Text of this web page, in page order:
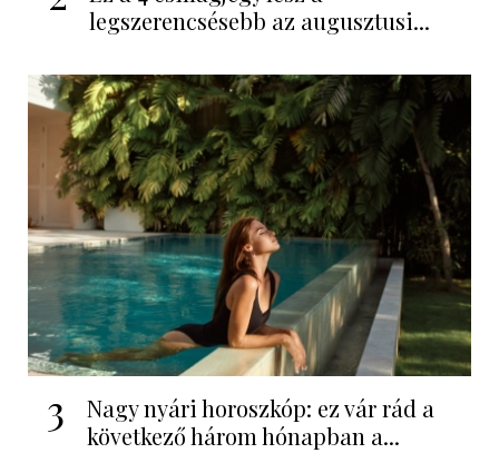
legszerencsésebb az augusztusi...
3
Nagy nyári horoszkóp: ez vár rád a
következő három hónapban a...